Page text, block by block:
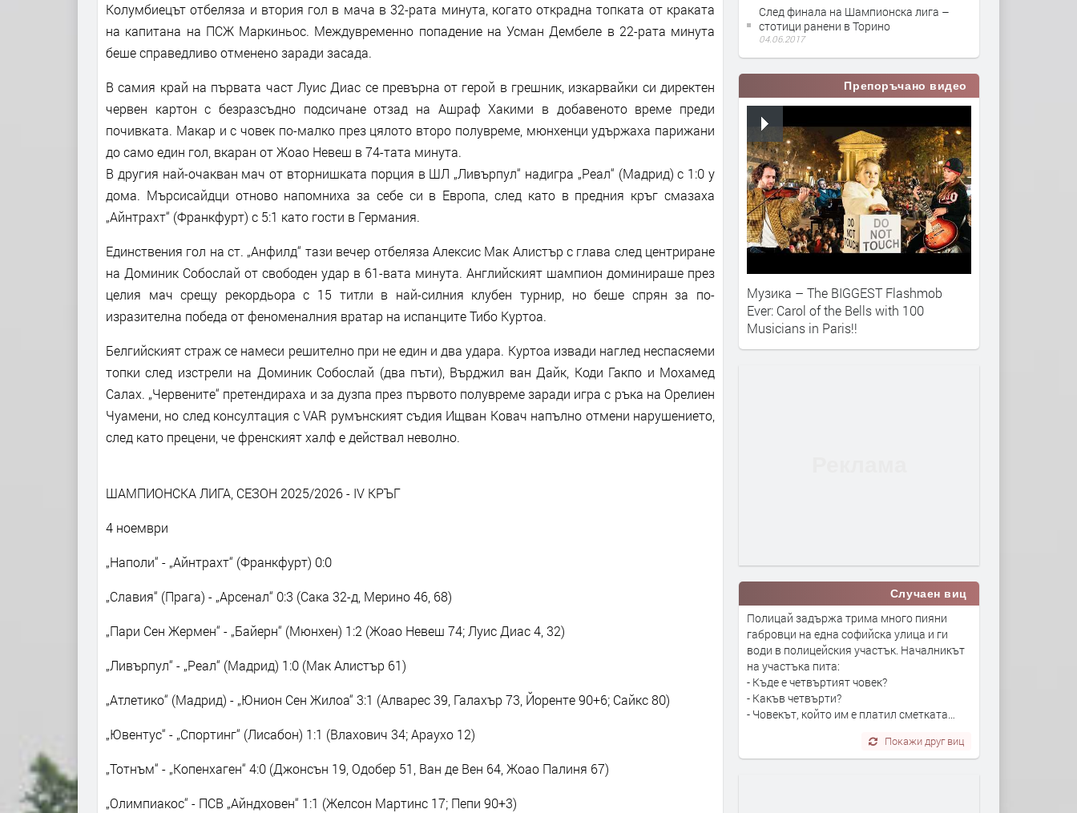
Колумбиецът отбеляза и втория гол в мача в 32-рата минута, когато открадна топката от краката
на капитана на ПСЖ Маркиньос. Междувременно попадение на Усман Дембеле в 22-рата минута
беше справедливо отменено заради засада.
В самия край на първата част Луис Диас се превърна от герой в грешник, изкарвайки си директен
червен картон с безразсъдно подсичане отзад на Ашраф Хакими в добавеното време преди
почивката. Макар и с човек по-малко през цялото второ полувреме, мюнхенци удържаха парижани
до само един гол, вкаран от Жоао Невеш в 74-тата минута.
В другия най-очакван мач от вторнишката порция в ШЛ „Ливърпул“ надигра „Реал“ (Мадрид) с 1:0 у
дома. Мърсисайдци отново напомниха за себе си в Европа, след като в предния кръг смазаха
„Айнтрахт“ (Франкфурт) с 5:1 като гости в Германия.
Единствения гол на ст. „Анфилд“ тази вечер отбеляза Алексис Мак Алистър с глава след центриране
на Доминик Собослай от свободен удар в 61-вата минута. Английският шампион доминираше през
целия мач срещу рекордьора с 15 титли в най-силния клубен турнир, но беше спрян за по-
изразителна победа от феноменалния вратар на испанците Тибо Куртоа.
Белгийският страж се намеси решително при не един и два удара. Куртоа извади наглед неспасяеми
топки след изстрели на Доминик Собослай (два пъти), Върджил ван Дайк, Коди Гакпо и Мохамед
Салах. „Червените“ претендираха и за дузпа през първото полувреме заради игра с ръка на Орелиен
Чуамени, но след консултация с VAR румънският съдия Ищван Ковач напълно отмени нарушението,
след като прецени, че френският халф е действал неволно.
ШАМПИОНСКА ЛИГА, СЕЗОН 2025/2026 - IV КРЪГ
4 ноември
„Наполи“ - „Айнтрахт“ (Франкфурт) 0:0
„Славия“ (Прага) - „Арсенал“ 0:3 (Сака 32-д, Мерино 46, 68)
„Пари Сен Жермен“ - „Байерн“ (Мюнхен) 1:2 (Жоао Невеш 74; Луис Диас 4, 32)
„Ливърпул“ - „Реал“ (Мадрид) 1:0 (Мак Алистър 61)
„Атлетико“ (Мадрид) - „Юнион Сен Жилоа“ 3:1 (Алварес 39, Галахър 73, Йоренте 90+6; Сайкс 80)
„Ювентус“ - „Спортинг“ (Лисабон) 1:1 (Влахович 34; Араухо 12)
„Тотнъм“ - „Копенхаген“ 4:0 (Джонсън 19, Одобер 51, Ван де Вен 64, Жоао Палиня 67)
„Олимпиакос“ - ПСВ „Айндховен“ 1:1 (Желсон Мартинс 17; Пепи 90+3)
След финала на Шампионска лига –
стотици ранени в Торино
04.06.2017
Препоръчано видео
Музика – The BIGGEST Flashmob
Ever: Carol of the Bells with 100
Musicians in Paris!!
Случаен виц
Полицай задържа трима много пияни
габровци на една софийска улица и ги
води в полицейския участък. Началникът
на участъка пита:
- Къде е четвъртият човек?
- Какъв четвърти?
- Човекът, който им е платил сметката…
Покажи друг виц